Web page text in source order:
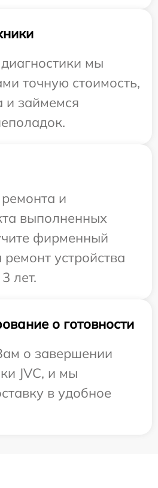
мы
точную стоимость,
и займемся
и
выполненных
фирменный
устройства
лет.
о готовности
о завершении
JVC, и мы
в удобное